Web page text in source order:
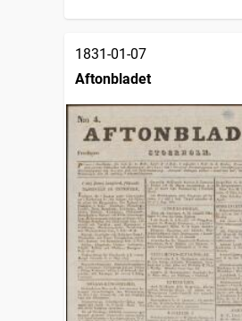
1831-01-07
Aftonbladet